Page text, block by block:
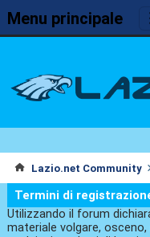
Menu principale
Lazio.net Community
Termini di
Utilizzando il forum
materiale volgare,